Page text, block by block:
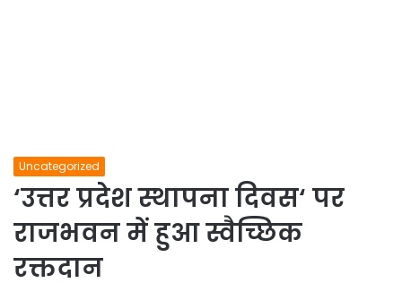
Uncategorized
‘उत्तर प्रदेश स्थापना दिवस‘ पर
राजभवन में हुआ स्वैच्छिक
रक्तदान